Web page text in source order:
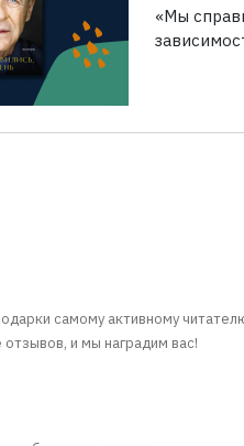
«Мы
самому активному
и мы наградим вас!